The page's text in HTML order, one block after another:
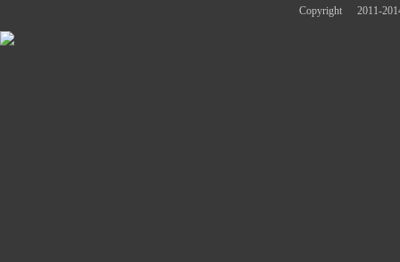
Copyright
2011-